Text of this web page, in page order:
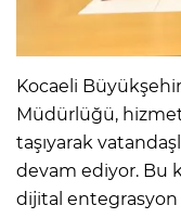
Kocaeli
Müdürlüğü,
taşıyarak
devam ediyor. Bu
dijital entegrasyon